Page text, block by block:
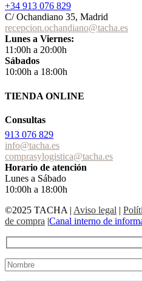
+34 913 076 829
C/ Ochandiano 35, Madrid
recepcion.ochandiano@tacha.es
Lunes a Viernes:
11:00h a 20:00h
Sábados
10:00h a 18:00h
TIENDA ONLINE
Consultas
913 076 829
info@tacha.es
comprasylogistica@tacha.es
Horario de atención
Lunes a Sábado
10:00h a 18:00h
©2025 TACHA | Aviso legal |
de compra |Canal interno de